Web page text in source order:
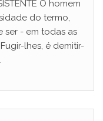
O homem
do termo,
ser - em todas as
lhes, é demitir-